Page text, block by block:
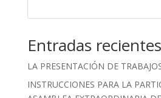
Entradas recientes
LA PRESENTACIÓN DE
INSTRUCCIONES PARA LA